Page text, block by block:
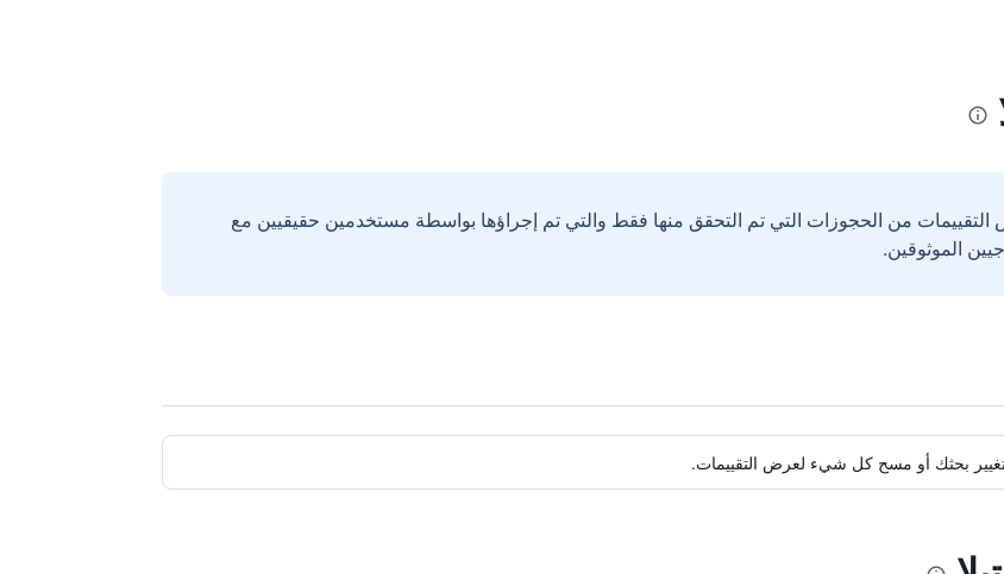
من الحجوزات التي تم التحقق منها فقط والتي تم إجراؤها بواسطة مستخدمين حقيقيين مع
تغيير بحثك أو مسح كل شيء لعرض التقييمات.